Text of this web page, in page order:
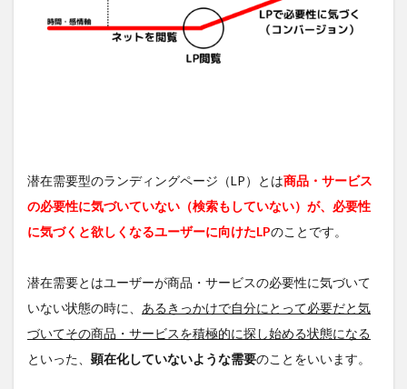
の構成
2.2
②必
要性
を感
うパ
ート
2.3
用し
潜在需要型のランディングページ（LP）とは商品・サービス
の必要性に気づいていない（検索もしていない）が、必要性
に気づくと欲しくなるユーザーに向けたLPのことです。
潜在需要とはユーザーが商品・サービスの必要性に気づいて
いない状態の時に、 あるきっかけで自分にとって必要だと気
づいてその商品・サービスを積極的に探し始める状態になる
といった、 顕在化していないような需要のことをいいます。